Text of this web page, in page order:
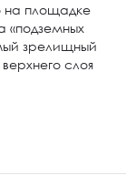
площадке
«подземных
зрелищный
слоя